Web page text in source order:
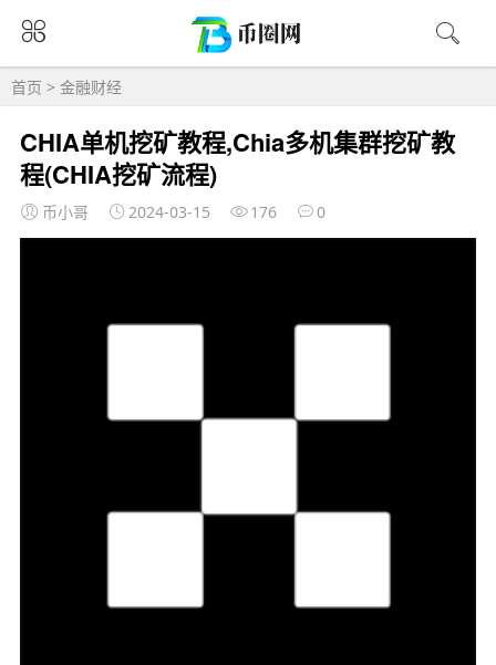
首页 > 金融财经
CHIA单机挖矿教程,Chia多机集群挖矿教
程(CHIA挖矿流程)
币小哥 2024-03-15 176 0